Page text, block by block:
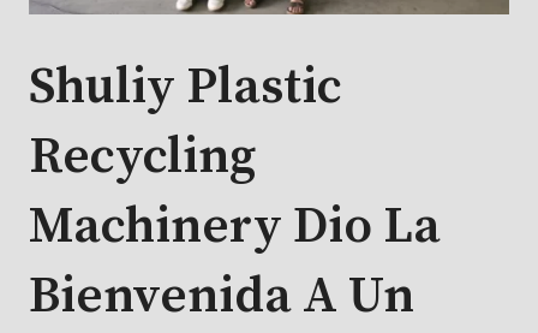
Shuliy Plastic
Recycling
Machinery Dio La
Bienvenida A Un